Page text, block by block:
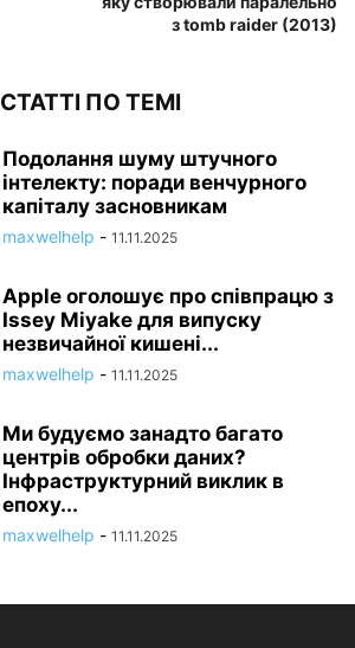
з tomb raider (2013)
СТАТТІ ПО ТЕМІ
Подолання шуму штучного
інтелекту: поради венчурного
капіталу засновникам
maxwelhelp - 11.11.2025
Apple оголошує про співпрацю з
Issey Miyake для випуску
незвичайної кишені...
maxwelhelp - 11.11.2025
Ми будуємо занадто багато
центрів обробки даних?
Інфраструктурний виклик в
епоху...
maxwelhelp - 11.11.2025